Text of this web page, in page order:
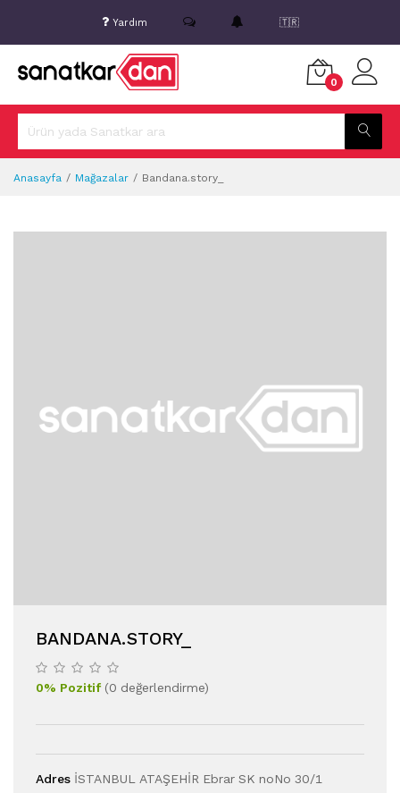
Yardım 🇹🇷
0
Anasayfa Mağazalar Bandana.story_
BANDANA.STORY_
0% Pozitif(0 değerlendirme)
Adres İSTANBUL ATAŞEHİR Ebrar SK noNo 30/1